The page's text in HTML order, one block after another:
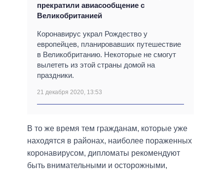
прекратили авиасообщение с
Великобританией
Коронавирус украл Рождество у
европейцев, планировавших путешествие
в Великобританию. Некоторые не смогут
вылететь из этой страны домой на
праздники.
21 декабря 2020, 13:53
В то же время тем гражданам, которые уже
находятся в районах, наиболее пораженных
коронавирусом, дипломаты рекомендуют
быть внимательными и осторожными,